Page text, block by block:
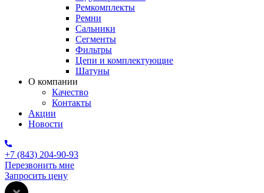
Ремкомплекты
Ремни
Сальники
Сегменты
Фильтры
Цепи и комплектующие
Шатуны
О компании
Качество
Контакты
Акции
Новости
+7 (843) 204-90-93
Перезвонить мне
Запросить цену